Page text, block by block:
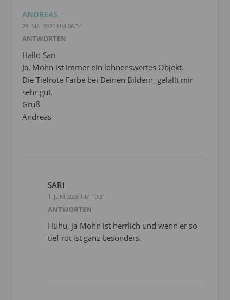
ANDREAS
29. MAI 2026 UM 06:54
ANTWORTEN
Hallo Sari
Ja, Mohn ist immer ein lohnenswertes Objekt.
Die Tiefrote Farbe bei Deinen Bildern, gefällt mir
sehr gut.
Gruß
Andreas
SARI
1. JUNI 2026 UM 10:31
ANTWORTEN
Huhu, ja Mohn ist herrlich und wenn er so
tief rot ist ganz besonders.